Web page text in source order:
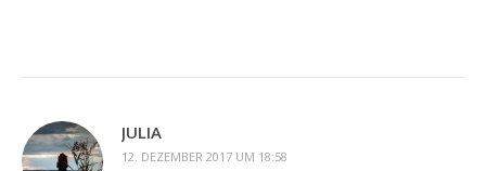
JULIA
12. DEZEMBER 2017 UM 18:58